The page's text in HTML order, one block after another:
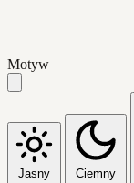
Motyw
Jasny Ciemny